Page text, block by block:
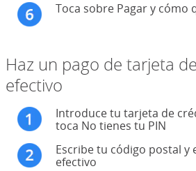
Toca sobre Pagar y cómo
Haz un pago de tarjeta
efectivo
Introduce tu tarjeta de
toca No tienes tu PIN
Escribe tu código postal y
efectivo